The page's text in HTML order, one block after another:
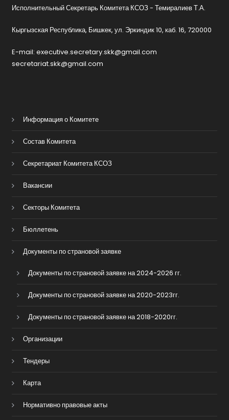
Исполнительный Секретарь Комитета КСОЗ - Темиралиев Т.А.
Кыргызская Республика, Бишкек, ул. Эркиндик 10, каб. 16, 720000
E-mail: executive.secretary.skk@gmail.com
secretariat.skk@gmail.com
Информация о Комитете
Состав Комитета
Секретариат Комитета КСОЗ
Вакансии
Секторы Комитета
Бюллетень
Документы по страновой заявке
Документы по страновой заявке на 2024-2026 гг.
Документы по страновой заявке на 2020-2023гг.
Документы по страновой заявке на 2018-2020гг.
Организации
Тендеры
Карта
Нормативно правовые акты